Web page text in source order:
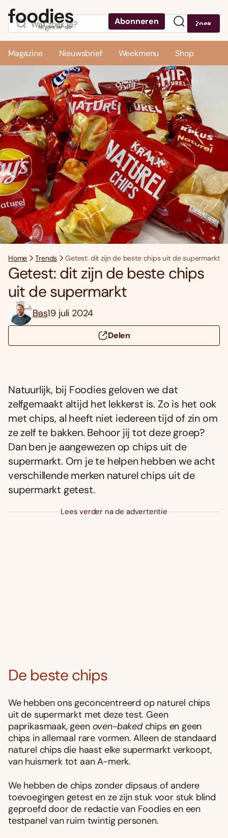
Abonneren Zoek
Magazine Nieuwsbrief Weekmenu Shop
Home Trends Getest: dit zijn de beste chips uit de supermarkt
Getest: dit zijn de beste chips
uit de supermarkt
Bas19 juli 2024
Delen
Natuurlijk, bij Foodies geloven we dat
zelfgemaakt altijd het lekkerst is. Zo is het ook
met chips, al heeft niet iedereen tijd of zin om
ze zelf te bakken. Behoor jij tot deze groep?
Dan ben je aangewezen op chips uit de
supermarkt. Om je te helpen hebben we acht
verschillende merken naturel chips uit de
supermarkt getest.
Lees verder na de advertentie
De beste chips
We hebben ons geconcentreerd op naturel chips
uit de supermarkt met deze test. Geen
paprikasmaak, geen oven-bakedchips en geen
chips in allemaal rare vormen. Alleen de standaard
naturel chips die haast elke supermarkt verkoopt,
van huismerk tot aan A-merk.
We hebben de chips zonder dipsaus of andere
toevoegingen getest en ze zijn stuk voor stuk blind
geproefd door de redactie van Foodies en een
testpanel van ruim twintig personen.